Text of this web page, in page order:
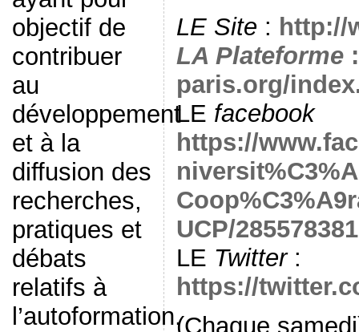
objectif de
contribuer
au
développement
et à la
diffusion des
recherches,
pratiques et
débats
relatifs à
l’autoformation.
LE Site : http://
LA Plateforme:
paris.org/
LE facebook
https://
UCP/
LE Twitter:
https://
(Chaque